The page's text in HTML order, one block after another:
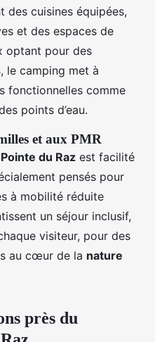
des cuisines équipées,
et des espaces de
optant pour des
, le camping met à
fonctionnelles comme
points d’eau.
et aux PMR
du Raz est facilité
pensés pour
à mobilité réduite
un séjour inclusif,
visiteur, pour des
au cœur de la nature
près du